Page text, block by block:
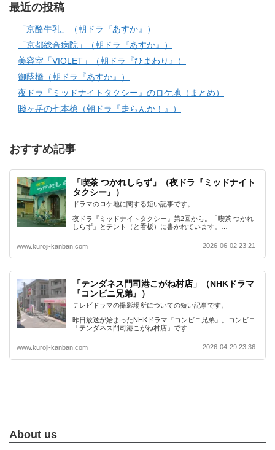
最近の投稿
「京酪牛乳」（朝ドラ『あすか』）
「京都総合病院」（朝ドラ『あすか』）
美容室「VIOLET」（朝ドラ『ひまわり』）
御蔭橋（朝ドラ『あすか』）
夜ドラ『ミッドナイトタクシー』のロケ地（まとめ）
賤ヶ岳の七本槍（朝ドラ『走らんか！』）
おすすめ記事
「喫茶 つかれしらず」（夜ドラ『ミッドナイト
タクシー』）
ドラマのロケ地に関する短い記事です。
夜ドラ『ミッドナイトタクシー』第2回から。「喫茶 つかれ
しらず」とテント（と看板）に書かれています。…
www.kuroji-kanban.com 2026-06-02 23:21
「テンダネス門司港こがね村店」（NHKドラマ
『コンビニ兄弟』）
テレビドラマの撮影場所についての短い記事です。
昨日放送が始まったNHKドラマ『コンビニ兄弟』。コンビニ
「テンダネス門司港こがね村店」です…
www.kuroji-kanban.com 2026-04-29 23:36
About us